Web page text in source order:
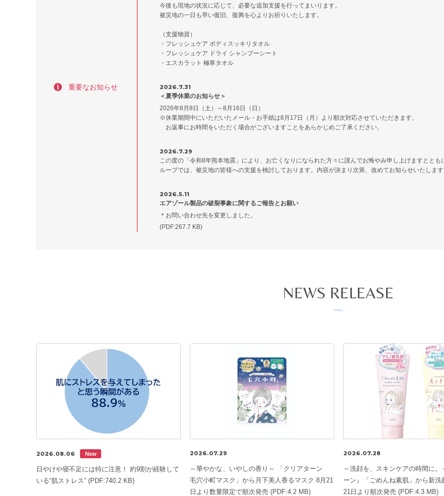
重要なお知らせ
今後も現地の状況に応じて、必要な追加支援を行ってまいります。
被災地の一日も早い復旧、復興を心よりお祈りいたします。
（支援物資）
・フレッシュケア ボディスッキリタオル
・フレッシュケア ドライ シャンプーシート
・エスカラット 極寒タオル
2026.7.31
＜夏季休業のお知らせ＞
2026年8月8日（土）～8月16日（日）
※休業期間中にいただいたメール・お手紙は8月17日（月）より順次対応させていただきます。
お返事にお時間をいただく場合がございますことをあらかじめご了承ください。
2026.7.29
この度の「令和8年熊本地震」により、お亡くなりになられた方々に謹んでお悔やみ申し上げますとと
ループでは、被災地の皆様への支援を検討しております。内容が決まり次第、改めてお知らせいたします
2026.5.11
エアゾール製品の破裂事象に関するご報告とお願い
＊お問い合わせ先を変更しました。
(PDF:267.7 KB)
NEWS RELEASE
2026.08.06 New
日やけや寝不足には特に注意！ 約9割が経験して
いる“肌ストレス” (PDF:740.2 KB)
2026.07.29
～華やかな、いやしの香り～ 「クリアターン
毛穴小町マスク」から月下美人香るマスク 8月21
日より数量限定で順次発売 (PDF:4.2 MB)
2026.07.28
～洗顔を、スキンケアの時間に。
ーン』「ごめんね素肌」から新洗
21日より順次発売 (PDF:4.3 MB)